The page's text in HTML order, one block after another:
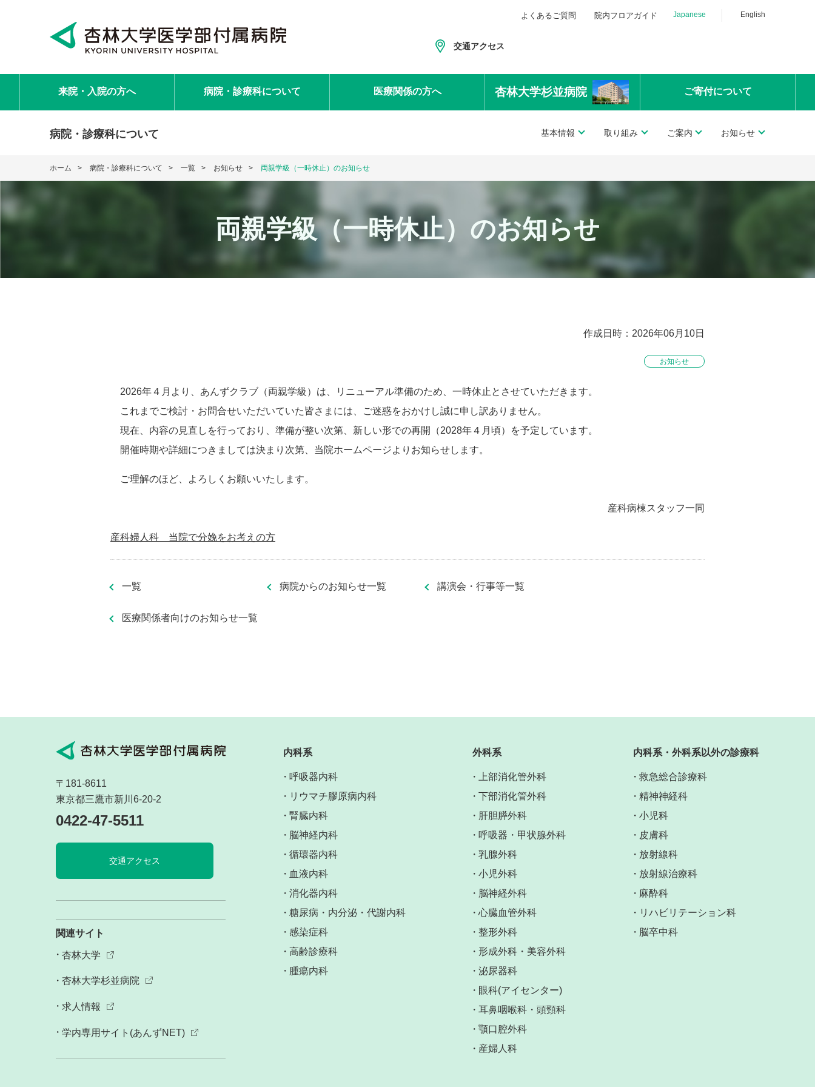
よくあるご質問 院内フロアガイド Japanese English
交通アクセス
来院・入院の方へ 病院・診療科について 医療関係の方へ 杏林大学杉並病院 ご寄付について
病院・診療科について 基本情報 取り組み ご案内 お知らせ
ホーム 病院・診療科について 一覧 お知らせ 両親学級（一時休止）のお知らせ
両親学級（一時休止）のお知らせ
作成日時：2026年06月10日
お知らせ
2026年４月より、あんずクラブ（両親学級）は、リニューアル準備のため、一時休止とさせていただきます。
これまでご検討・お問合せいただいていた皆さまには、ご迷惑をおかけし誠に申し訳ありません。
現在、内容の見直しを行っており、準備が整い次第、新しい形での再開（2028年４月頃）を予定しています。
開催時期や詳細につきましては決まり次第、当院ホームページよりお知らせします。
ご理解のほど、よろしくお願いいたします。
産科病棟スタッフ一同
産科婦人科 当院で分娩をお考えの方
一覧 病院からのお知らせ一覧 講演会・行事等一覧
医療関係者向けのお知らせ一覧
〒181-8611
東京都三鷹市新川6-20-2
0422-47-5511
交通アクセス
関連サイト
杏林大学
杏林大学杉並病院
求人情報
学内専用サイト(あんずNET)
内科系
呼吸器内科
リウマチ膠原病内科
腎臓内科
脳神経内科
循環器内科
血液内科
消化器内科
糖尿病・内分泌・代謝内科
感染症科
高齢診療科
腫瘍内科
外科系
上部消化管外科
下部消化管外科
肝胆膵外科
呼吸器・甲状腺外科
乳腺外科
小児外科
脳神経外科
心臓血管外科
整形外科
形成外科・美容外科
泌尿器科
眼科(アイセンター)
耳鼻咽喉科・頭頸科
顎口腔外科
産婦人科
内科系・外科系以外の診療科
救急総合診療科
精神神経科
小児科
皮膚科
放射線科
放射線治療科
麻酔科
リハビリテーション科
脳卒中科